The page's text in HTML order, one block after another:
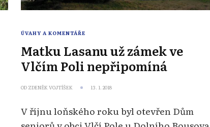
ÚVAHY A KOMENTÁŘE
Matku Lasanu už zámek ve
Vlčím Poli nepřipomíná
OD ZDENĚK VOJTÍŠEK 13. 1. 2018
V říjnu loňského roku byl otevřen Dům